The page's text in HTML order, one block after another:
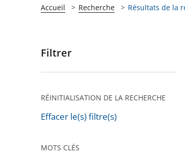
Accueil Recherche Résultats de la
Passer
pour
après
Filtrer
RÉINITIALISATION DE LA RECHERCHE
Effacer le(s) filtre(s)
MOTS CLÉS